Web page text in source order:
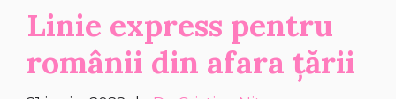
Linie express pentru
românii din afara țării